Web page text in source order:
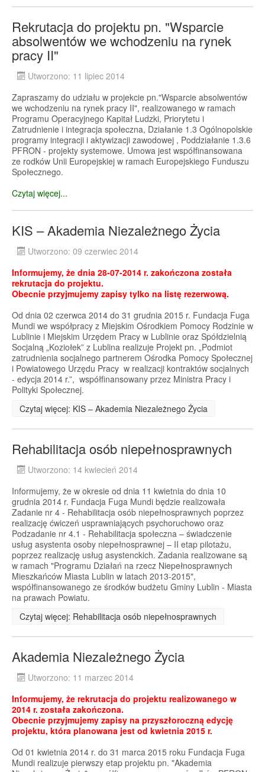
Rekrutacja do projektu pn. "Wsparcie
absolwentów we wchodzeniu na rynek
pracy II"
Utworzono: 11 lipiec 2014
Zapraszamy do udziału w projekcie pn."Wsparcie absolwentów
we wchodzeniu na rynek pracy II", realizowanego w ramach
Programu Operacyjnego Kapitał Ludzki, Priorytetu i
Zatrudnienie i integracja społeczna, Działanie 1.3 Ogólnopolskie
programy integracji i aktywizacji zawodowej , Poddziałanie 1.3.6
PFRON - projekty systemowe. Umowa jest współfinansowana
ze rodków Unii Europejskiej w ramach Europejskiego Funduszu
Społecznego.
Czytaj więcej...
KIS – Akademia Niezależnego Życia
Utworzono: 09 czerwiec 2014
Informujemy, że dnia 28-07-2014 r. zakończona została
rekrutacja do projektu.
Obecnie przyjmujemy zapisy tylko na listę rezerwową.
Od dnia 02 czerwca 2014 do 31 grudnia 2015 r. Fundacja Fuga
Mundi we współpracy z Miejskim Ośrodkiem Pomocy Rodzinie w
Lublinie i Miejskim Urzędem Pracy w Lublinie oraz Spółdzielnią
Socjalną „Koziołek” z Lublina realizuje Projekt pn. „Podmiot
zatrudnienia socjalnego partnerem Ośrodka Pomocy Społecznej
i Powiatowego Urzędu Pracy w realizacji kontraktów socjalnych
- edycja 2014 r.”, współfinansowany przez Ministra Pracy i
Polityki Społecznej.
Czytaj więcej: KIS – Akademia Niezależnego Życia
Rehabilitacja osób niepełnosprawnych
Utworzono: 14 kwiecień 2014
Informujemy, że w okresie od dnia 11 kwietnia do dnia 10
grudnia 2014 r. Fundacja Fuga Mundi będzie realizowała
Zadanie nr 4 - Rehabilitacja osób niepełnosprawnych poprzez
realizację ćwiczeń usprawniających psychoruchowo oraz
Podzadanie nr 4.1 - Rehabilitacja społeczna – świadczenie
usług asystenta osoby niepełnosprawnej – II etap pilotażu,
poprzez realizację usług asystenckich. Zadania realizowane są
w ramach "Programu Działań na rzecz Niepełnosprawnych
Mieszkańców Miasta Lublin w latach 2013-2015",
współfinansowanego ze środków budżetu Gminy Lublin - Miasta
na prawach Powiatu.
Czytaj więcej: Rehabilitacja osób niepełnosprawnych
Akademia Niezależnego Życia
Utworzono: 11 marzec 2014
Informujemy, że rekrutacja do projektu realizowanego w
2014 r. została zakończona.
Obecnie przyjmujemy zapisy na przyszłoroczną edycję
projektu, która planowana jest od kwietnia 2015 r.
Od 01 kwietnia 2014 r. do 31 marca 2015 roku Fundacja Fuga
Mundi realizuje pierwszy etap projektu pn. "Akademia